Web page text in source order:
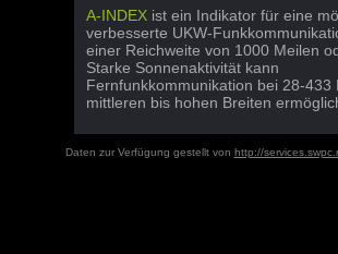
A-INDEX ist ein Indikator für eine
verbesserte UKW-
einer Reichweite von 1000 Meilen
Starke Sonnenaktivität kann
Fernfunkkommunikation bei 28-433
mittleren bis hohen Breiten
Daten zur Verfügung gestellt von http://